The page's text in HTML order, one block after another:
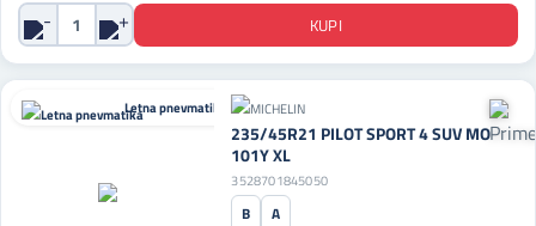
Letna pnevmatika
235/45R21 PILOT SPORT 4 SUV MO
101Y XL
3528701845050
B
A